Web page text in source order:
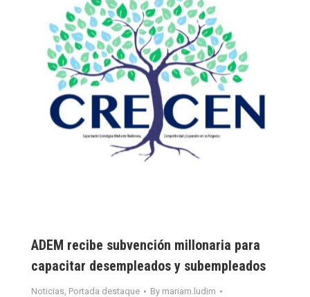
ADEM recibe subvención millonaria para
capacitar desempleados y subempleados
Noticias, Portada destaque By mariam.ludim